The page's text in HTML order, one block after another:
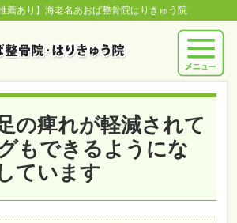
薦あり】海老名あおば整骨院はりきゅう院
の痺れが軽減されて
もできるようにな
ています